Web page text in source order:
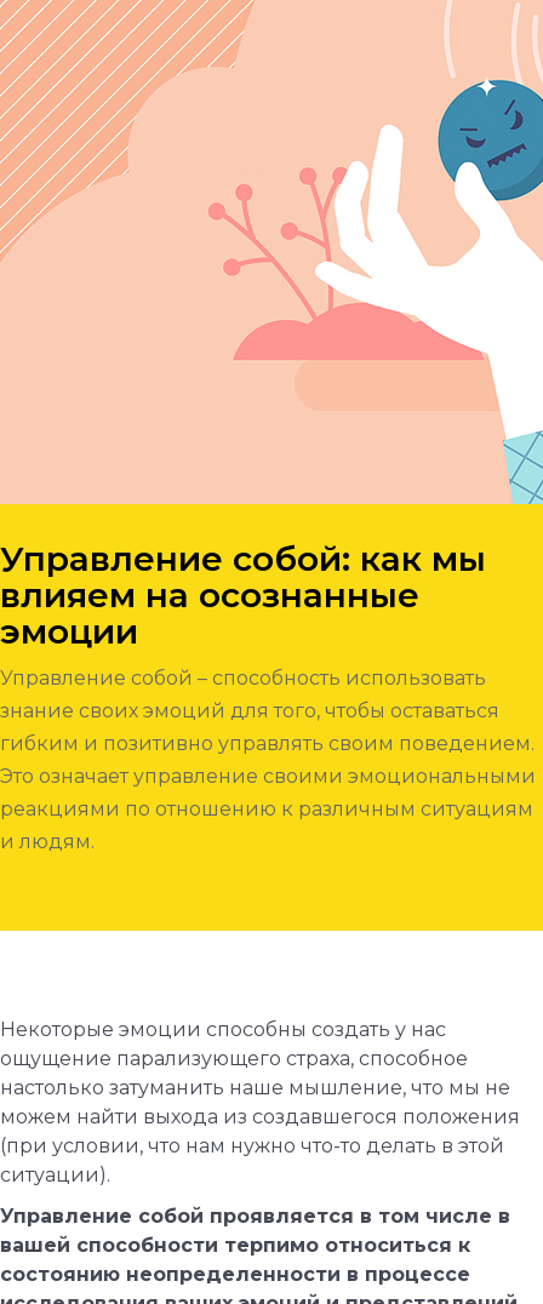
Управление собой: как мы
влияем на осознанные
эмоции
Управление собой – способность использовать
знание своих эмоций для того, чтобы оставаться
гибким и позитивно управлять своим поведением.
Это означает управление своими эмоциональными
реакциями по отношению к различным ситуациям
и людям.
Некоторые эмоции способны создать у нас
ощущение парализующего страха, способное
настолько затуманить наше мышление, что мы не
можем найти выхода из создавшегося положения
(при условии, что нам нужно что-то делать в этой
ситуации).
Управление собой проявляется в том числе в
вашей способности терпимо относиться к
состоянию неопределенности в процессе